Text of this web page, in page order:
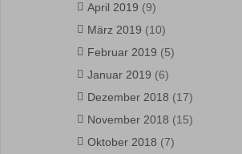
April 2019 (9)
März 2019 (10)
Februar 2019 (5)
Januar 2019 (6)
Dezember 2018 (17)
November 2018 (15)
Oktober 2018 (7)